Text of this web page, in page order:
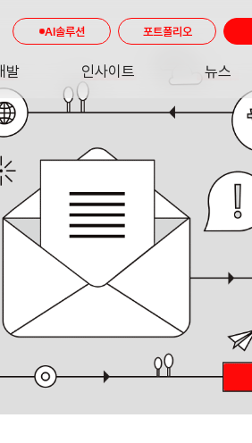
발 인사이트
INSIGHT
뉴스
NEWS
AI솔루션 포트폴리오